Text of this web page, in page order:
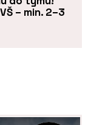
– min. 2–3